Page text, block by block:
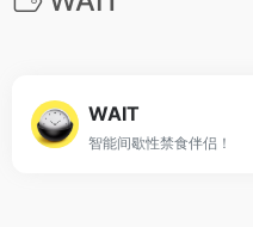
WAIT
智能间歇性禁食伴侣！